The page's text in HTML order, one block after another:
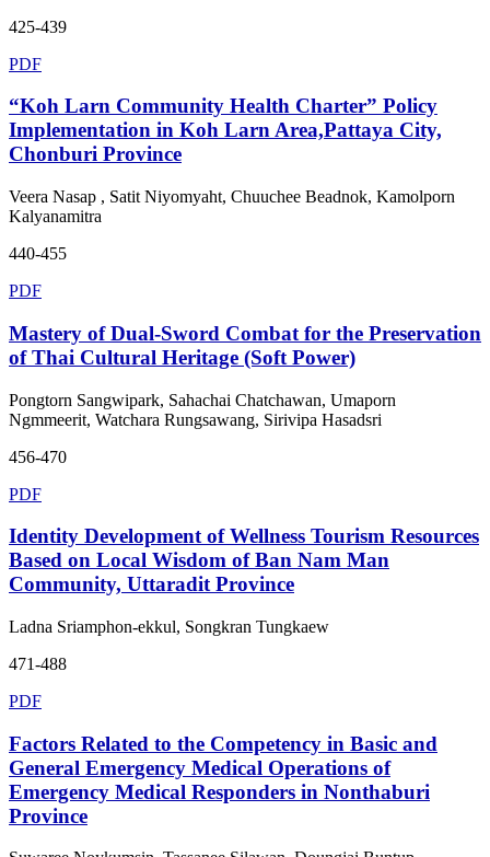
425-439
PDF
“Koh Larn Community Health Charter” Policy
Implementation in Koh Larn Area,Pattaya City,
Chonburi Province
Veera Nasap , Satit Niyomyaht, Chuuchee Beadnok, Kamolporn
Kalyanamitra
440-455
PDF
Mastery of Dual-Sword Combat for the Preservation
of Thai Cultural Heritage (Soft Power)
Pongtorn Sangwipark, Sahachai Chatchawan, Umaporn
Ngmmeerit, Watchara Rungsawang, Sirivipa Hasadsri
456-470
PDF
Identity Development of Wellness Tourism Resources
Based on Local Wisdom of Ban Nam Man
Community, Uttaradit Province
Ladna Sriamphon-ekkul, Songkran Tungkaew
471-488
PDF
Factors Related to the Competency in Basic and
General Emergency Medical Operations of
Emergency Medical Responders in Nonthaburi
Province